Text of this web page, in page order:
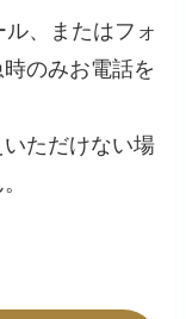
、またはフォ
のみお電話を
ただけない場